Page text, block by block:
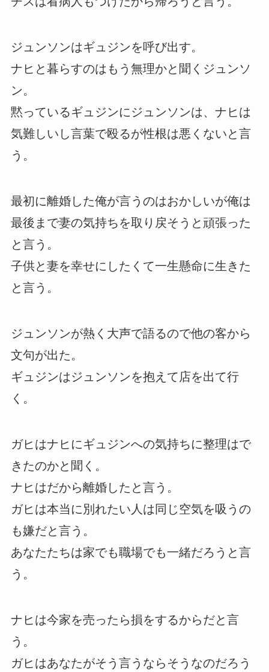
ジュンソンはギュジンを呼び出す。
ナヒと暮らすのはもう無理かと聞くジュンソ
ン。
黙っているギュジンにジュンソンは、ナヒは
気難しいし言葉で殴るが性根は悪くないと言
う。
最初に離婚した俺が言うのはおかしいが俺は
最後まで妻の気持ちを取り戻そうと頑張った
と言う。
子供と妻を幸せにしたくて一生懸命に生きた
と言う。
ジュンソンが熱く大声で語るので他の客から
文句が出た。
ギュジンはジュンソンを抱えて店を出て行
く。
ガヒはナヒにギュジンへの気持ちに整理はで
きたのかと聞く。
ナヒはだから離婚したと言う。
ガヒは本当に別れたい人は同じ空気を吸うの
も嫌だと言う。
あなたたちは家でも職場でも一緒だろうと言
う。
ナヒは今家を売ったら損をするからだと言
う。
ガヒはあなたがそう言うならそうなのだろう